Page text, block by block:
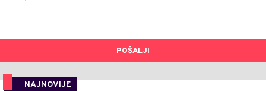
POŠALJI
NAJNOVIJE